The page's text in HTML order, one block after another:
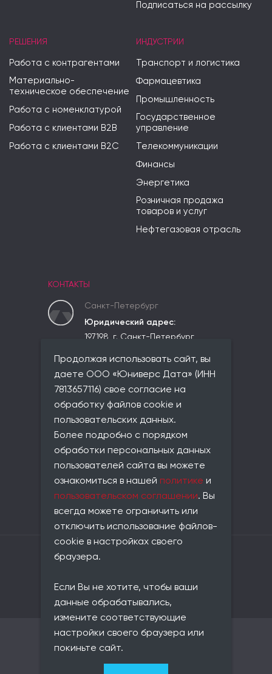
Подписаться на рассылку
РЕШЕНИЯ
Работа с контрагентами
Материально-
техническое обеспечение
Работа с номенклатурой
Работа с клиентами B2B
Работа с клиентами B2C
ИНДУСТРИИ
Транспорт и логистика
Фармацевтика
Промышленность
Государственное
управление
Телекоммуникации
Финансы
Энергетика
Розничная продажа
товаров и услуг
Нефтегазовая отрасль
КОНТАКТЫ
Санкт-Петербург
Юридический адрес:
197198, г. Санкт-Петербург,
Чкаловское,
ул. Красного Курсанта, д. 25,
лит. В, пом. 2-Н, ком 523
Фактический адрес:
+7 (812) 677-21-86
Email:
info@universe-data.ru
Документы:
Пользовательское соглашение
Политика конфиденциальности
Владелец сайта: ООО «Юниверс Дата»
КПП: 781301001
ОКВЭД: 62.01
© 2021–2026 Юниверс Дата
Продолжая использовать сайт, вы
даете ООО «Юниверс Дата» (ИНН
7813657116) свое согласие на
обработку файлов cookie и
пользовательских данных.
Более подробно с порядком
обработки персональных данных
пользователей сайта вы можете
ознакомиться в нашей политике и
пользовательском соглашении. Вы
всегда можете ограничить или
отключить использование файлов-
cookie в настройках своего
браузера.
Если Вы не хотите, чтобы ваши
данные обрабатывались,
измените соответствующие
настройки своего браузера или
покиньте сайт.